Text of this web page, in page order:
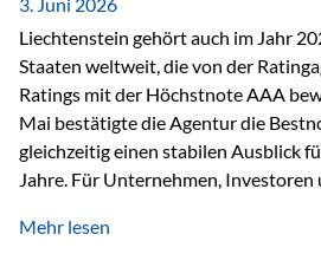
Liechtenstein gehört auch im Jahr
Staaten weltweit, die von der
Ratings mit der Höchstnote AAA
Mai bestätigte die Agentur die
gleichzeitig einen stabilen Ausblick
Jahre. Für Unternehmen, Investoren
finanzielle Stabilität des Landes
Mehr lesen